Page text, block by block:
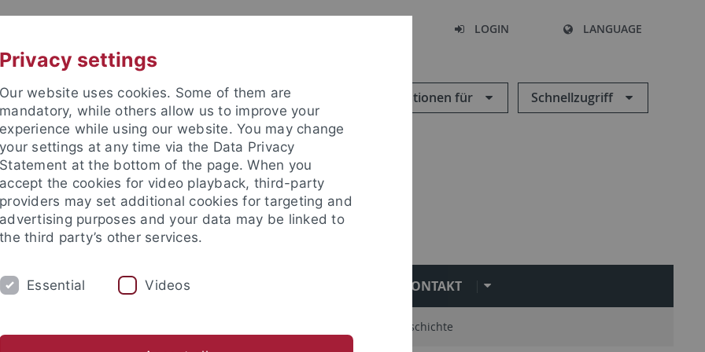
LOGIN LANGUAGE
Informationen für Schnellzugriff
Fakultät
FORSCHUNG KONTAKT
Geschichte
Privacy settings
Our website uses cookies. Some of them are
mandatory, while others allow us to improve your
experience while using our website. You may change
your settings at any time via the Data Privacy
Statement at the bottom of the page. When you
accept the cookies for video playback, third-party
providers may set additional cookies for targeting and
advertising purposes and your data may be linked to
the third party’s other services.
Essential Videos